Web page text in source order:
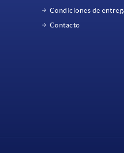
Condiciones de
Contacto